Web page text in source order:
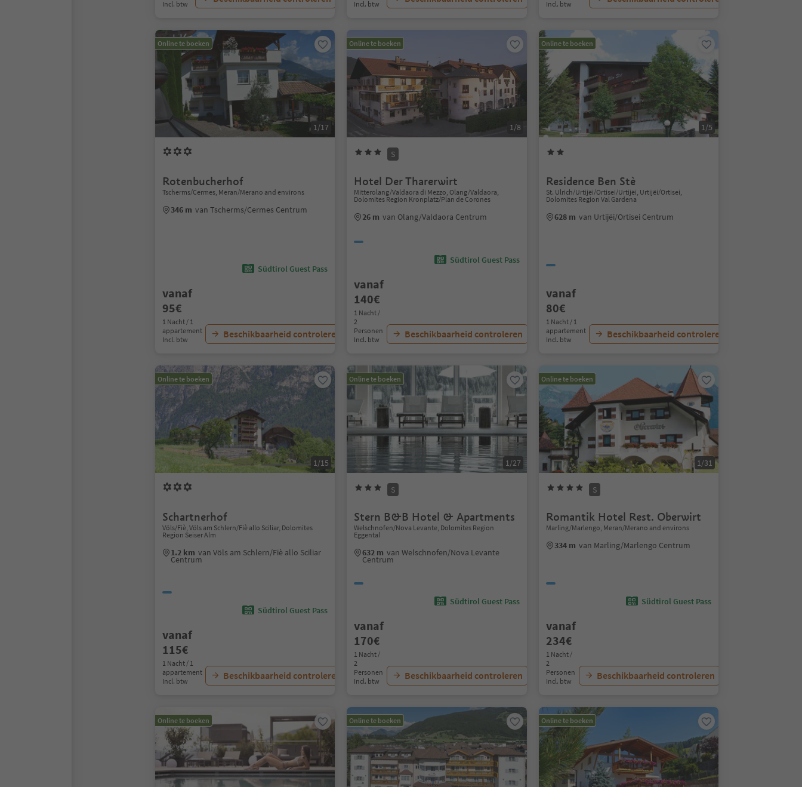
Incl. btw
Incl. btw
Incl. btw
Online te boeken
1/17
Rotenbucherhof
Tscherms/Cermes, Meran/Merano and environs
346 m van Tscherms/Cermes Centrum
Südtirol Guest Pass
vanaf
95€
1 Nacht / 1
appartement
Incl. btw
Beschikbaarheid controleren
Online te boeken
1/8
S
Hotel Der Tharerwirt
Mitterolang/Valdaora di Mezzo, Olang/Valdaora,
Dolomites Region Kronplatz/Plan de Corones
26 m van Olang/Valdaora Centrum
Südtirol Guest Pass
vanaf
140€
1 Nacht /
2
Personen
Incl. btw
Beschikbaarheid controleren
Online te boeken
1/5
Residence Ben Stè
St. Ulrich/Urtijëi/Ortisei/Urtijëi, Urtijëi/Ortisei,
Dolomites Region Val Gardena
628 m van Urtijëi/Ortisei Centrum
vanaf
80€
1 Nacht / 1
appartement
Incl. btw
Beschikbaarheid controleren
Online te boeken
1/15
Schartnerhof
Völs/Fiè, Völs am Schlern/Fiè allo Sciliar, Dolomites
Region Seiser Alm
1.2 km van Völs am Schlern/Fiè allo Sciliar
Centrum
Südtirol Guest Pass
vanaf
115€
1 Nacht / 1
appartement
Incl. btw
Beschikbaarheid controleren
Online te boeken
1/27
S
Stern B&B Hotel & Apartments
Welschnofen/Nova Levante, Dolomites Region
Eggental
632 m van Welschnofen/Nova Levante
Centrum
Südtirol Guest Pass
vanaf
170€
1 Nacht /
2
Personen
Incl. btw
Beschikbaarheid controleren
Online te boeken
1/31
S
Romantik Hotel Rest. Oberwirt
Marling/Marlengo, Meran/Merano and environs
334 m van Marling/Marlengo Centrum
Südtirol Guest Pass
vanaf
234€
1 Nacht /
2
Personen
Incl. btw
Beschikbaarheid controleren
Online te boeken Online te boeken Online te boeken